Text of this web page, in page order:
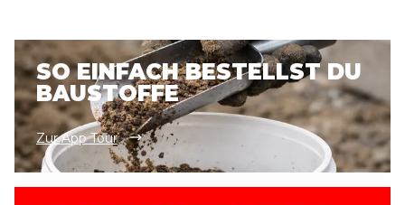
SO EINFACH BESTELLST DU
BAUSTOFFE
Zur App Tour